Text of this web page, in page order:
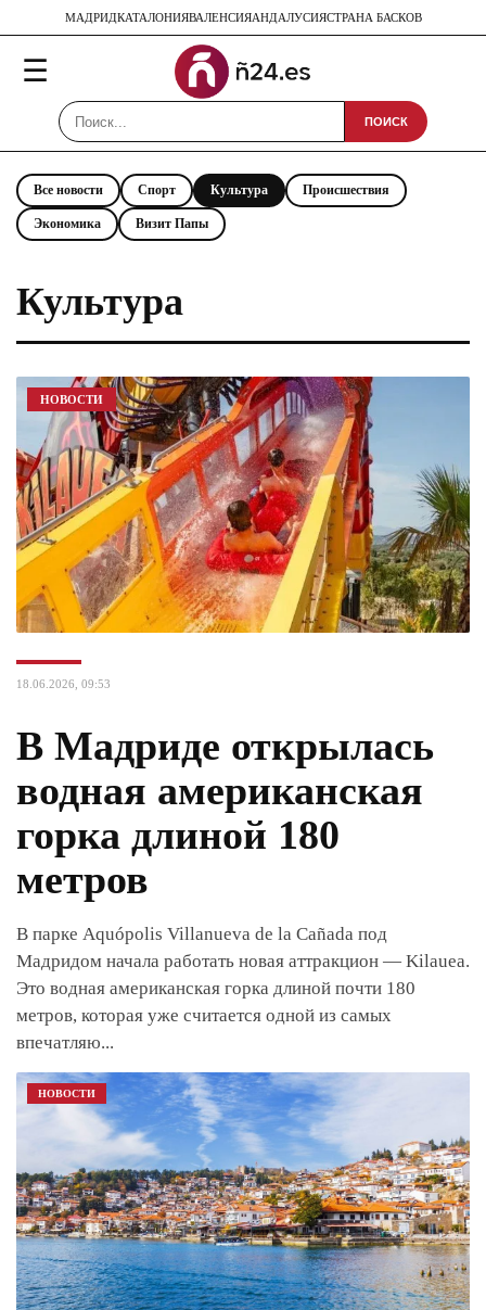
МАДРИДКАТАЛОНИЯВАЛЕНСИЯАНДАЛУСИЯСТРАНА БАСКОВ
☰
ПОИСК
Все новости Спорт Культура Происшествия
Экономика Визит Папы
Культура
НОВОСТИ
18.06.2026, 09:53
В Мадриде открылась
водная американская
горка длиной 180
метров
В парке Aquópolis Villanueva de la Cañada под
Мадридом начала работать новая аттракцион — Kilauea.
Это водная американская горка длиной почти 180
метров, которая уже считается одной из самых
впечатляю...
НОВОСТИ